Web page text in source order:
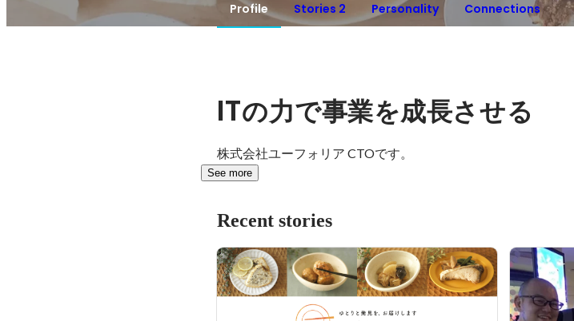
Profile Stories 2 Personality Connections
ITの力で事業を成長させる
株式会社ユーフォリア CTOです。
See more
Recent stories